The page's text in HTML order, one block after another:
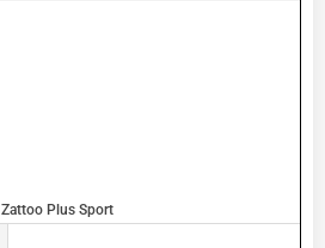
Zattoo Plus Sport